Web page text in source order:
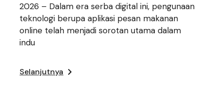
2026 – Dalam era serba digital ini, pengunaan
teknologi berupa aplikasi pesan makanan
online telah menjadi sorotan utama dalam
indu
Selanjutnya